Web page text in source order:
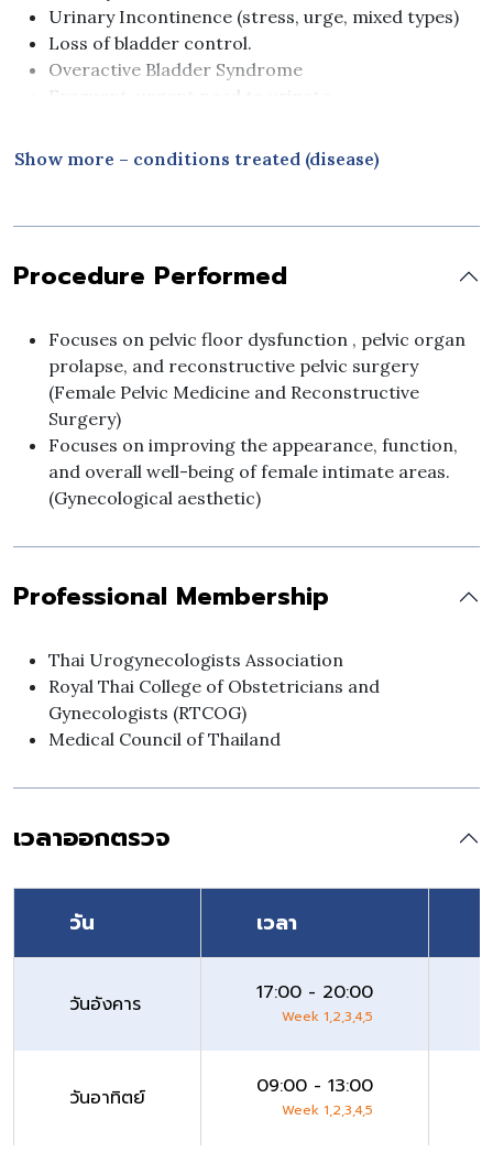
Urinary Incontinence (stress, urge, mixed types)
Loss of bladder control.
Overactive Bladder Syndrome
Frequent, urgent need to urinate.
Nerve-related bladder dysfunction.
Urethral Stricture / Urethrocele
Interstitial Cystitis (Painful Bladder Syndrome)
Loss of bowel control due to pelvic floor weakness.
Show more – conditions treated (disease)
Procedure Performed
Focuses on pelvic floor dysfunction , pelvic organ
prolapse, and reconstructive pelvic surgery
(Female Pelvic Medicine and Reconstructive
Surgery)
Focuses on improving the appearance, function,
and overall well-being of female intimate areas.
(Gynecological aesthetic)
Professional Membership
Thai Urogynecologists Association
Royal Thai College of Obstetricians and
Gynecologists (RTCOG)
Medical Council of Thailand
เวลาออกตรวจ
วัน เวลา
วันอังคาร 17:00 - 20:00
Week 1,2,3,4,5
วันอาทิตย์ 09:00 - 13:00
Week 1,2,3,4,5